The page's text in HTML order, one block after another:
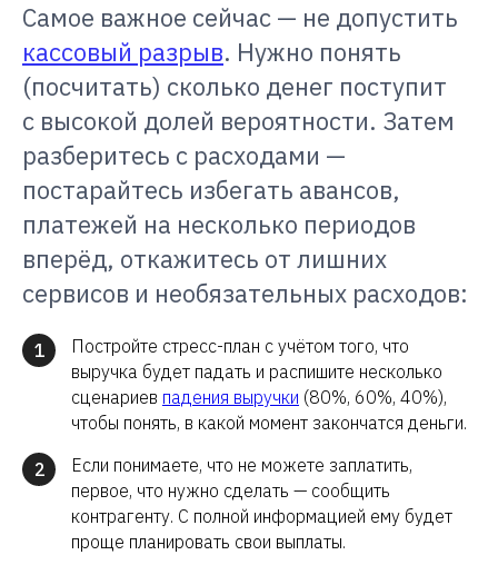
Самое важное сейчас — не допустить
кассовый разрыв. Нужно понять
(посчитать) сколько денег поступит
с высокой долей вероятности. Затем
разберитесь с расходами —
постарайтесь избегать авансов,
платежей на несколько периодов
вперёд, откажитесь от лишних
сервисов и необязательных расходов:
1
Постройте стресс-план с учётом того, что
выручка будет падать и распишите несколько
сценариев падения выручки (80%, 60%, 40%),
чтобы понять, в какой момент закончатся деньги.
2
Если понимаете, что не можете заплатить,
первое, что нужно сделать — сообщить
контрагенту. С полной информацией ему будет
проще планировать свои выплаты.